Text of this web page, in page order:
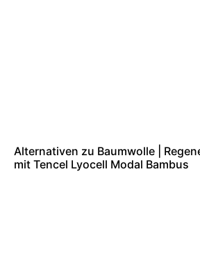
Alternativen zu Baumwolle |
mit Tencel Lyocell Modal Bambus